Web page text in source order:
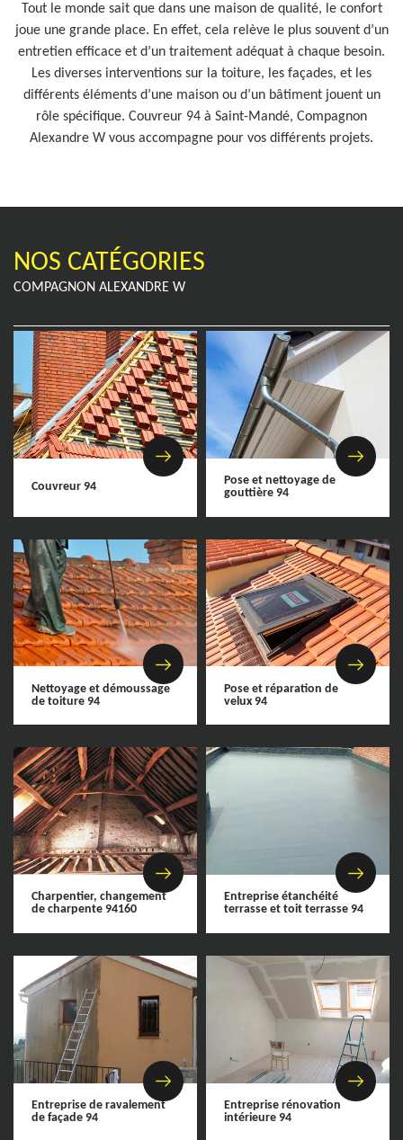
Tout le monde sait que dans une maison de qualité, le confort
joue une grande place. En effet, cela relève le plus souvent d’un
entretien efficace et d’un traitement adéquat à chaque besoin.
Les diverses interventions sur la toiture, les façades, et les
différents éléments d’une maison ou d’un bâtiment jouent un
rôle spécifique. Couvreur 94 à Saint-Mandé, Compagnon
Alexandre W vous accompagne pour vos différents projets.
NOS CATÉGORIES
COMPAGNON ALEXANDRE W
Couvreur 94
Pose et nettoyage de
gouttière 94
Nettoyage et démoussage
de toiture 94
Pose et réparation de
velux 94
Charpentier, changement
de charpente 94160
Entreprise étanchéité
terrasse et toit terrasse 94
Entreprise de ravalement
de façade 94
Entreprise rénovation
intérieure 94